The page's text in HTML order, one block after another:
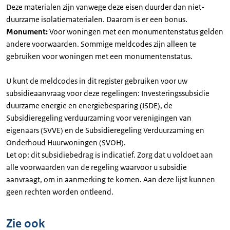
Deze materialen zijn vanwege deze eisen duurder dan niet-
duurzame isolatiematerialen. Daarom is er een bonus.
Monument:Voor woningen met een monumentenstatus gelden
andere voorwaarden. Sommige meldcodes zijn alleen te
gebruiken voor woningen met een monumentenstatus.
U kunt de meldcodes in dit register gebruiken voor uw
subsidieaanvraag voor deze regelingen: Investeringssubsidie
duurzame energie en energiebesparing (ISDE), de
Subsidieregeling verduurzaming voor verenigingen van
eigenaars (SVVE) en de Subsidieregeling Verduurzaming en
Onderhoud Huurwoningen (SVOH).
Let op: dit subsidiebedrag is indicatief. Zorg dat u voldoet aan
alle voorwaarden van de regeling waarvoor u subsidie
aanvraagt, om in aanmerking te komen. Aan deze lijst kunnen
geen rechten worden ontleend.
Zie ook